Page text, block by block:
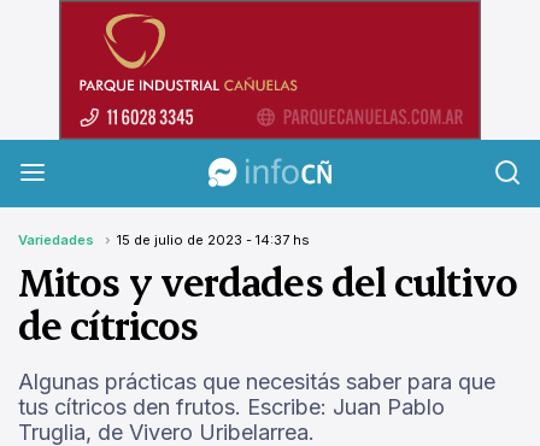
Variedades 15 de julio de 2023 - 14:37 hs
Mitos y verdades del cultivo
de cítricos
Algunas prácticas que necesitás saber para que
tus cítricos den frutos. Escribe: Juan Pablo
Truglia, de Vivero Uribelarrea.